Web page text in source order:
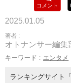
コメント
2025.01.05
著者 :
オトナンサー編集
キーワード : エンタメ
ランキングサイト